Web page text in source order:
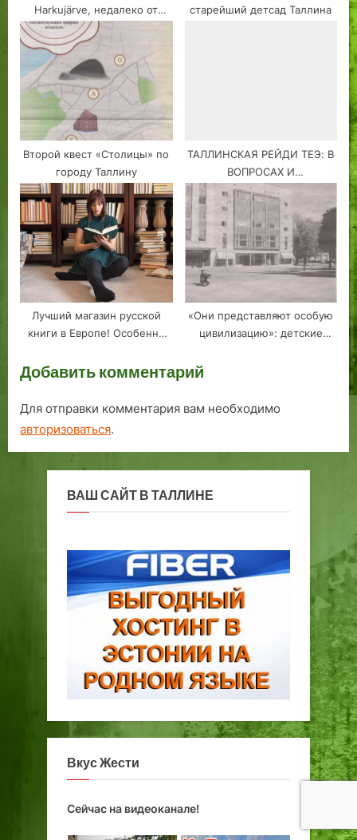
Harkujärve, недалеко от
озера Харку в черте Таллина
старейший детсад Таллина
Второй квест «Столицы» по
городу Таллину
ТАЛЛИНСКАЯ РЕЙДИ ТЕЭ: В
ВОПРОСАХ И
СЕНСАЦИОННЫХ ОТВЕТАХ!
Лучший магазин русской
книги в Европе! Особенно
«Они представляют особую
цивилизацию»: детские
Добавить комментарий
Для отправки комментария вам необходимо
авторизоваться.
ВАШ САЙТ В ТАЛЛИНЕ
Вкус Жести
Сейчас на видеоканале!